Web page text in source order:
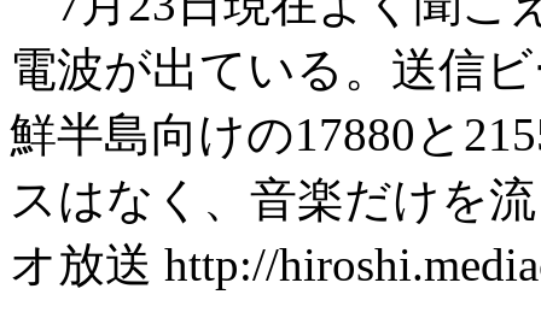
電波が出ている。送信
鮮半島向けの17880と
スはなく、音楽だけを
オ放送 http://